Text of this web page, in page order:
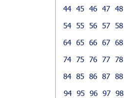
44 45 46 47 48
54 55 56 57 58
64 65 66 67 68
74 75 76 77 78
84 85 86 87 88
94 95 96 97 98